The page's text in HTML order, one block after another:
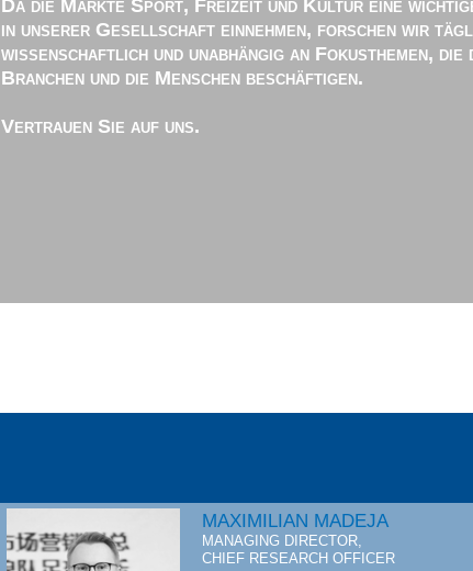
Da die Märkte Sport, Freizeit und Kultur eine
in unserer Gesellschaft einnehmen, forschen wir
wissenschaftlich und unabhängig an Fokusthemen, die
Branchen und die Menschen beschäftigen.
Vertrauen Sie auf uns.
MAXIMILIAN MADEJA
MANAGING DIRECTOR,
CHIEF RESEARCH OFFICER